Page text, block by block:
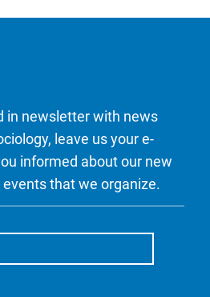
in newsletter with news
leave us your e-
informed about our new
that we organize.